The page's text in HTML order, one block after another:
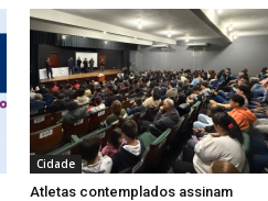
Cidade
Atletas contemplados assinam